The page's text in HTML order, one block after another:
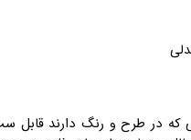
که در طرح و رنگ دارند قابل